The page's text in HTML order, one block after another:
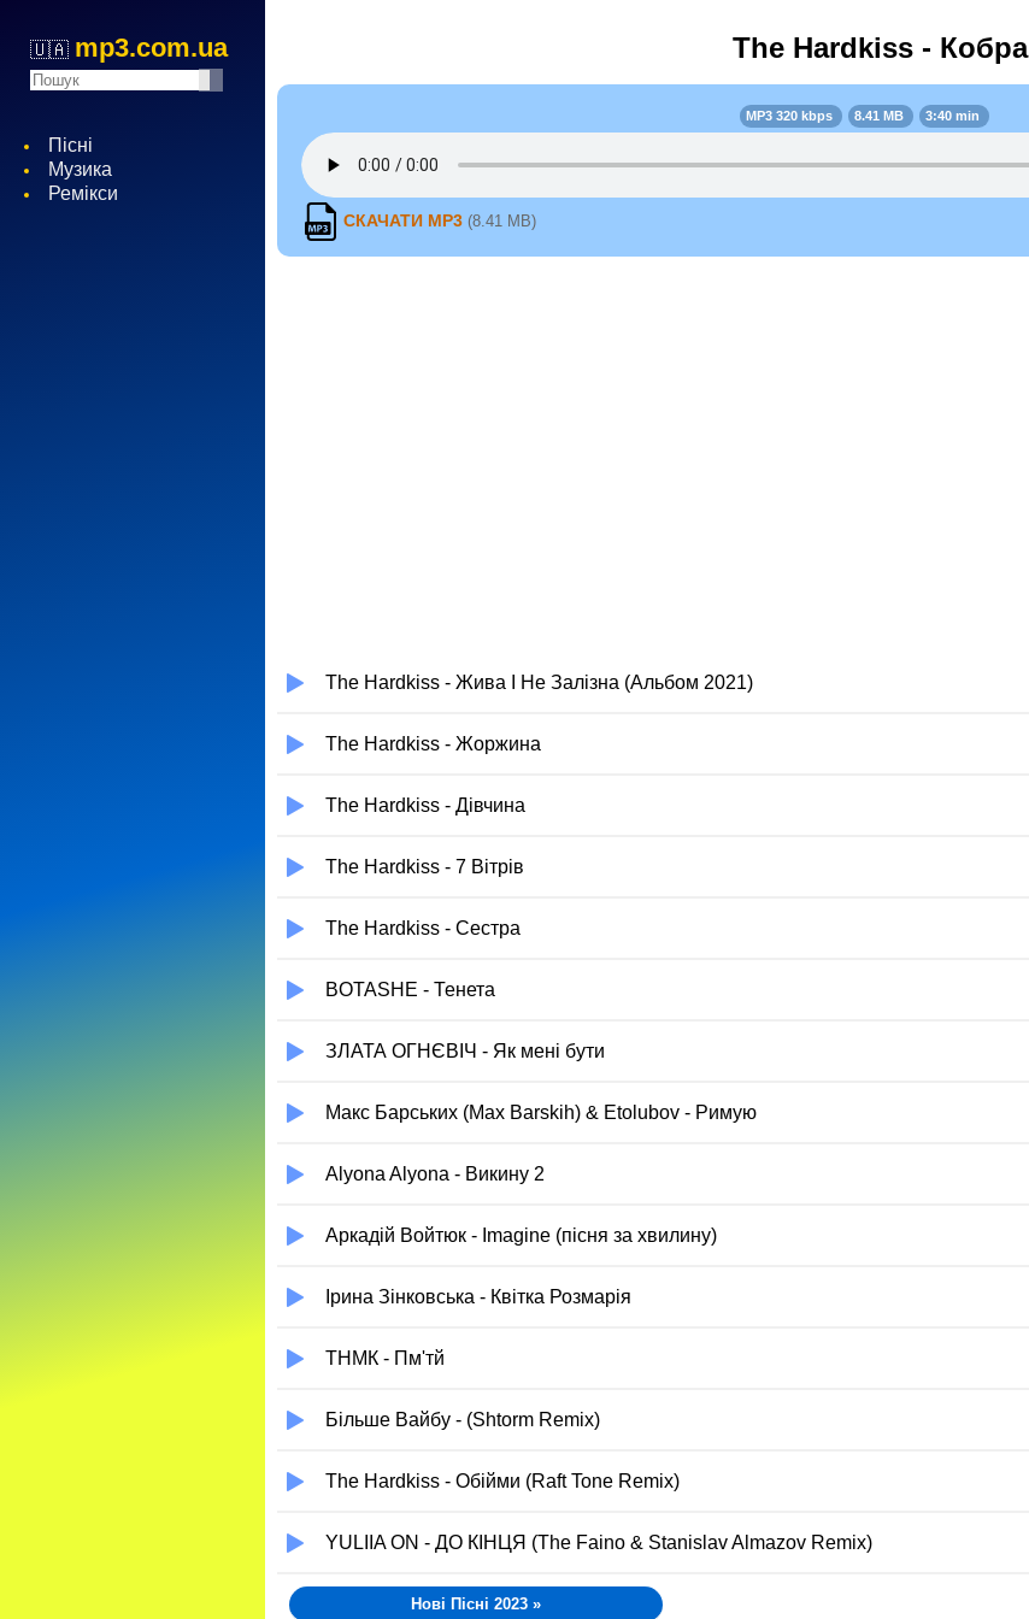
🇺🇦 mp3.com.ua
Пісні
Музика
Ремікси
The Hardkiss - Кобра
MP3 320 kbps 8.41 MB 3:40 min
СКАЧАТИ MP3 (8.41 MB)
The Hardkiss - Жива І Не Залізна (Альбом 2021)
The Hardkiss - Жоржина
The Hardkiss - Дівчина
The Hardkiss - 7 Вітрів
The Hardkiss - Сестра
BOTASHE - Тенета
ЗЛАТА ОГНЄВІЧ - Як мені бути
Макс Барських (Max Barskih) & Etolubov - Римую
Alyona Alyona - Викину 2
Аркадій Войтюк - Imagine (пісня за хвилину)
Ірина Зінковська - Квітка Розмарія
ТНМК - Пм'тй
Більше Вайбу - (Shtorm Remix)
The Hardkiss - Обійми (Raft Tone Remix)
YULIIA ON - ДО КІНЦЯ (The Faino & Stanislav Almazov Remix)
Нові Пісні 2023 »